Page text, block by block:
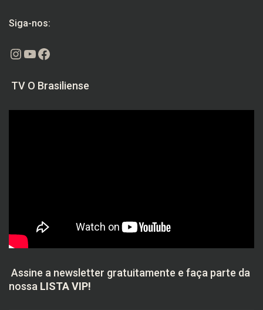
Siga-nos:
Instagram
Youtube
Facebook
TV O Brasiliense
Assine a newsletter gratuitamente e faça parte da
nossa LISTA VIP!